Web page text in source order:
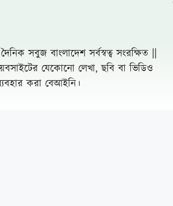
সবুজ বাংলাদেশ সর্বস্বত্ব সংরক্ষিত ||
যেকোনো লেখা, ছবি বা ভিডিও
করা বেআইনি।